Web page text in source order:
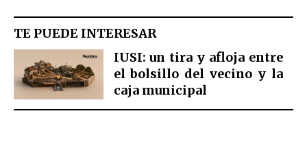
TE PUEDE INTERESAR
IUSI: un tira y afloja entre
el bolsillo del vecino y la
caja municipal